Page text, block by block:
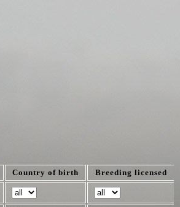
Country of birth Breeding licensed